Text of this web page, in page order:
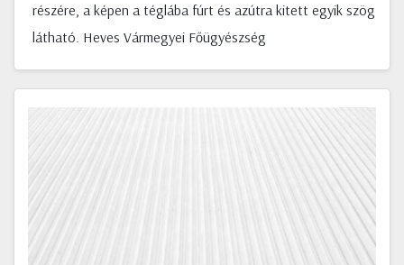
részére, a képen a téglába fúrt és azútra kitett egyik szög
látható. Heves Vármegyei Főügyészség